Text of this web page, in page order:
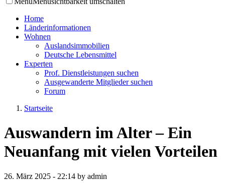
Home
Länderinformationen
Wohnen
Auslandsimmobilien
Deutsche Lebensmittel
Experten
Prof. Dienstleistungen suchen
Ausgewanderte Mitglieder suchen
Forum
Startseite
Auswandern im Alter – Ein
Neuanfang mit vielen Vorteilen
26. März 2025 - 22:14 by admin